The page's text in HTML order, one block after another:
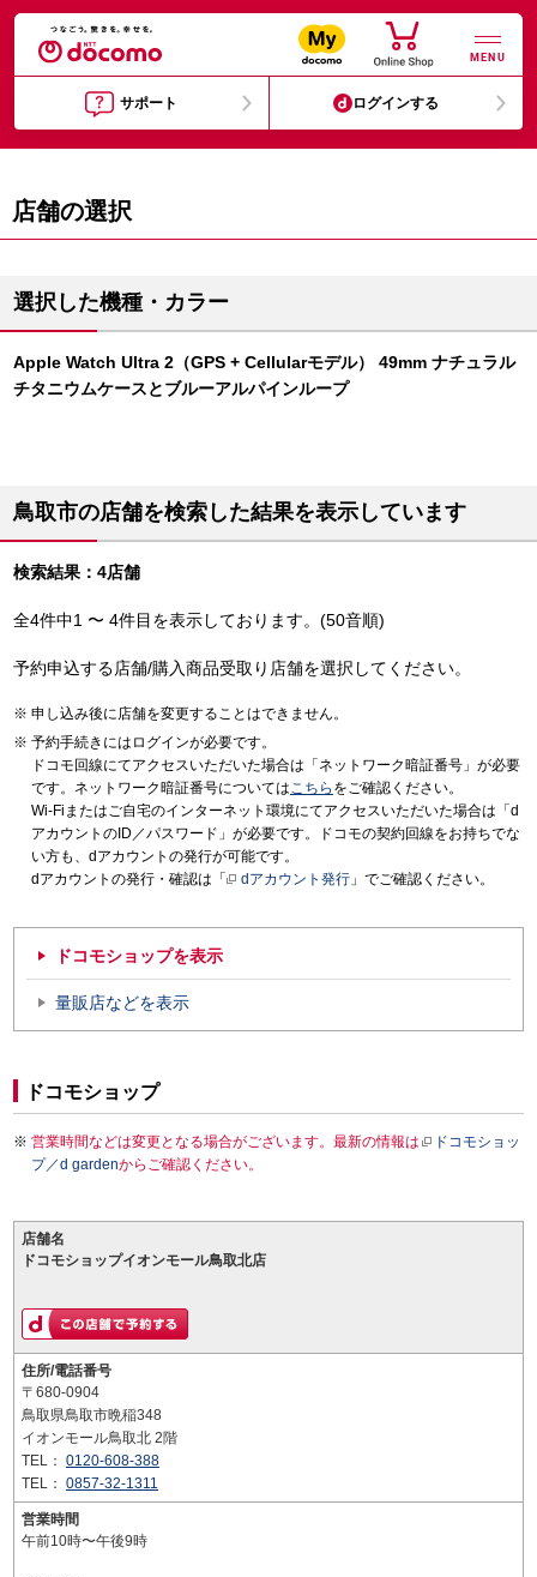
MENU
サポート ログインする
店舗の選択
選択した機種・カラー
Apple Watch Ultra 2（GPS + Cellularモデル） 49mm ナチュラル
チタニウムケースとブルーアルパインループ
鳥取市の店舗を検索した結果を表示しています
検索結果：4店舗
全4件中1 〜 4件目を表示しております。(50音順)
予約申込する店舗/購入商品受取り店舗を選択してください。
申し込み後に店舗を変更することはできません。
予約手続きにはログインが必要です。
ドコモ回線にてアクセスいただいた場合は「ネットワーク暗証番号」が必要
です。ネットワーク暗証番号についてはこちら をご確認ください。
Wi-Fiまたはご自宅のインターネット環境にてアクセスいただいた場合は「d
アカウントのID／パスワード」が必要です。ドコモの契約回線をお持ちでな
い方も、dアカウントの発行が可能です。
dアカウントの発行・確認は「
dアカウント発行 」でご確認ください。
ドコモショップを表示
量販店などを表示
ドコモショップ
営業時間などは変更となる場合がございます。最新の情報は
ドコモショッ
プ／d gardenからご確認ください。
店舗名
ドコモショップイオンモール鳥取北店
住所/電話番号
〒680-0904
鳥取県鳥取市晩稲348
イオンモール鳥取北 2階
TEL： 0120-608-388
TEL： 0857-32-1311
営業時間
午前10時〜午後9時